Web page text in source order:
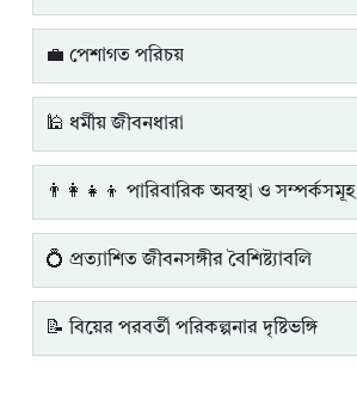
💼 পেশাগত পরিচয়
🕌 ধর্মীয় জীবনধারা
👨‍👩‍👧‍👦 পারিবারিক অবস্থা ও সম্পর্কসমূহ
💍 প্রত্যাশিত জীবনসঙ্গীর বৈশিষ্ট্যাবলি
📝 বিয়ের পরবর্তী পরিকল্পনার দৃষ্টিভঙ্গি